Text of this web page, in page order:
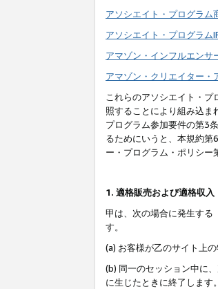
アソシエイト・プログラム
アソシエイト・プログラム
アマゾン・インフルエンサ
アマゾン・クリエイター・
これらのアソシエイト・プ
照することにより組み込ま
プログラム参加要件の第3
るためにいうと、本規約第
ー・プログラム・ポリシー
1. 適格販売および適格収入
甲は、次の場合に発生する
す。
(a) お客様が乙のサイト上
(b) 同一のセッション中に
に生じたときに終了します